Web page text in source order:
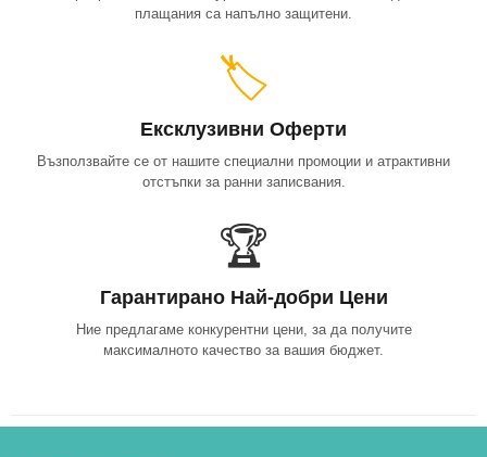
плащания са напълно защитени.
🏷️
Ексклузивни Оферти
Възползвайте се от нашите специални промоции и атрактивни
отстъпки за ранни записвания.
🏆
Гарантирано Най-добри Цени
Ние предлагаме конкурентни цени, за да получите
максималното качество за вашия бюджет.